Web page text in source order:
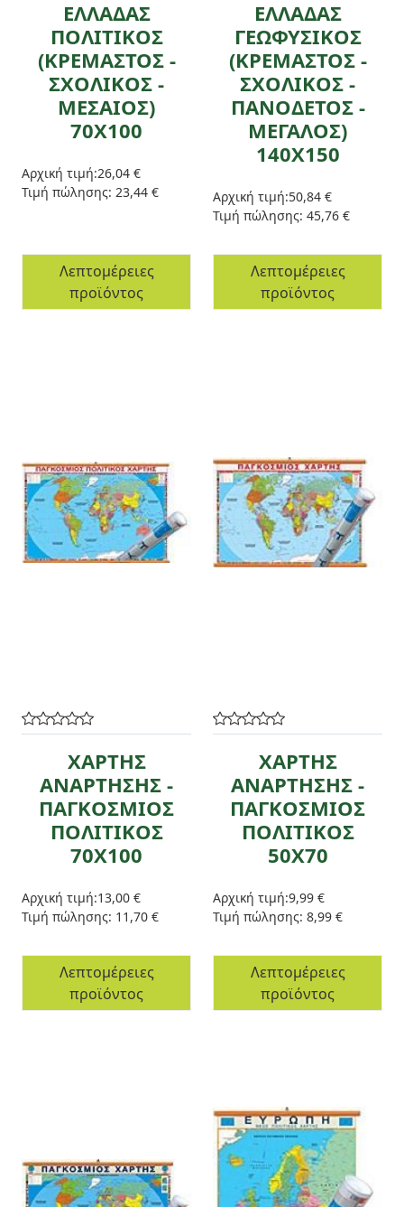
ΕΛΛΑΔΑΣ
ΠΟΛΙΤΙΚΟΣ
(ΚΡΕΜΑΣΤΟΣ -
ΣΧΟΛΙΚΟΣ -
ΜΕΣΑΙΟΣ)
70Χ100
Αρχική τιμή:26,04 €
Τιμή πώλησης: 23,44 €
Λεπτομέρειες
προϊόντος
ΕΛΛΑΔΑΣ
ΓΕΩΦΥΣΙΚΟΣ
(ΚΡΕΜΑΣΤΟΣ -
ΣΧΟΛΙΚΟΣ -
ΠΑΝΟΔΕΤΟΣ -
ΜΕΓΑΛΟΣ)
140Χ150
Αρχική τιμή:50,84 €
Τιμή πώλησης: 45,76 €
Λεπτομέρειες
προϊόντος
ΧΑΡΤΗΣ
ΑΝΑΡΤΗΣΗΣ -
ΠΑΓΚΟΣΜΙΟΣ
ΠΟΛΙΤΙΚΟΣ
70Χ100
Αρχική τιμή:13,00 €
Τιμή πώλησης: 11,70 €
Λεπτομέρειες
προϊόντος
ΧΑΡΤΗΣ
ΑΝΑΡΤΗΣΗΣ -
ΠΑΓΚΟΣΜΙΟΣ
ΠΟΛΙΤΙΚΟΣ
50X70
Αρχική τιμή:9,99 €
Τιμή πώλησης: 8,99 €
Λεπτομέρειες
προϊόντος